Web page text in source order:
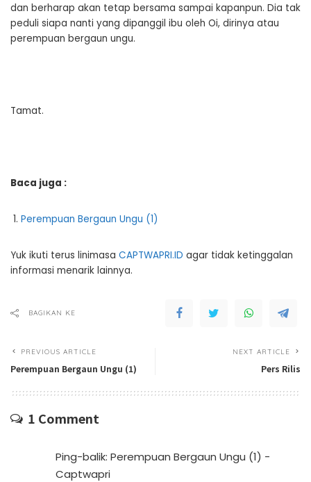
dan berharap akan tetap bersama sampai kapanpun. Dia tak
peduli siapa nanti yang dipanggil ibu oleh Oi, dirinya atau
perempuan bergaun ungu.
Tamat.
Baca juga :
Perempuan Bergaun Ungu (1)
Yuk ikuti terus linimasa CAPTWAPRI.ID agar tidak ketinggalan
informasi menarik lainnya.
BAGIKAN KE
PREVIOUS ARTICLE
Perempuan Bergaun Ungu (1)
NEXT ARTICLE
Pers Rilis
1 Comment
Ping-balik: Perempuan Bergaun Ungu (1) -
Captwapri